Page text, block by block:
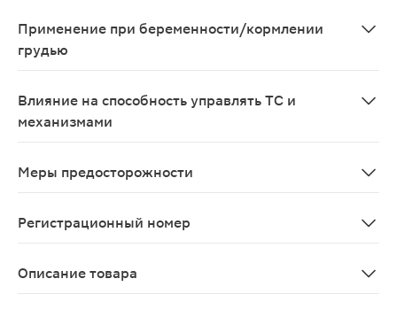
Применение при беременности/кормлении
грудью
Влияние на способность управлять ТС и
механизмами
Меры предосторожности
Регистрационный номер
Описание товара